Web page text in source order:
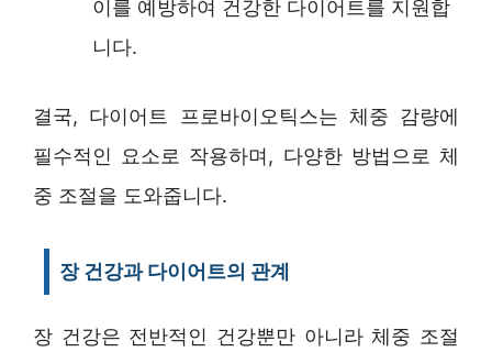
이를 예방하여 건강한 다이어트를 지원합
니다.
결국, 다이어트 프로바이오틱스는 체중 감량에
필수적인 요소로 작용하며, 다양한 방법으로 체
중 조절을 도와줍니다.
장 건강과 다이어트의 관계
장 건강은 전반적인 건강뿐만 아니라 체중 조절